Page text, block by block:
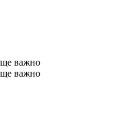
важно
важно